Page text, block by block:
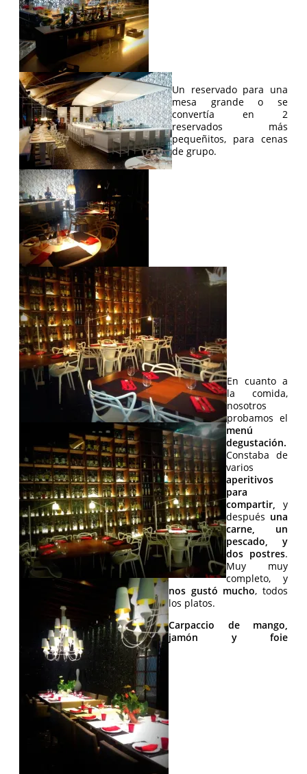
Un reservado para una
mesa grande o se
convertía en 2
reservados más
pequeñitos, para cenas
de grupo.
En cuanto a
la comida,
nosotros
probamos el
menú
degustación.
Constaba de
varios
aperitivos
para
compartir, y
después una
carne, un
pescado, y
dos postres.
Muy muy
completo, y
nos gustó mucho, todos
los platos.
Carpaccio de mango,
jamón y foie